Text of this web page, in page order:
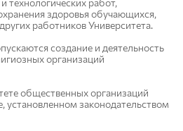
технологических работ,
здоровья обучающихся,
работников Университета.
создание и деятельность
организаций
общественных организаций
установленном законодательством